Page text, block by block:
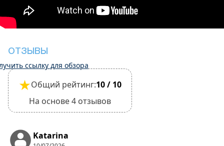
Регистрация заезда и выезда:
Регистрация заезда: 15:30
Выезд из объекта недвижимости считается
общего состояния.
•
Домашние животные:
Размещение с небольшими домашними
животными разрешено, но это необходимо
За уборку или возмещение ущерба может
взиматься дополнительная плата.
ОТЗЫВЫ
ссылку для обзора
★Общий рейтинг:10 / 10
На основе 4 отзывов
Katarina